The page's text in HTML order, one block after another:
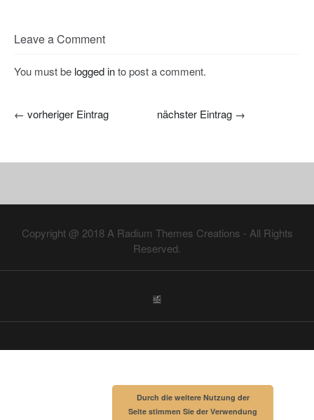
Leave a Comment
You must be logged into post a comment.
← vorheriger Eintrag nächster Eintrag →
Copyright @ 2018A Radium Themes Creations - All Rights
Reserved.
Durch die weitere Nutzung der
Seite stimmen Sie der Verwendung